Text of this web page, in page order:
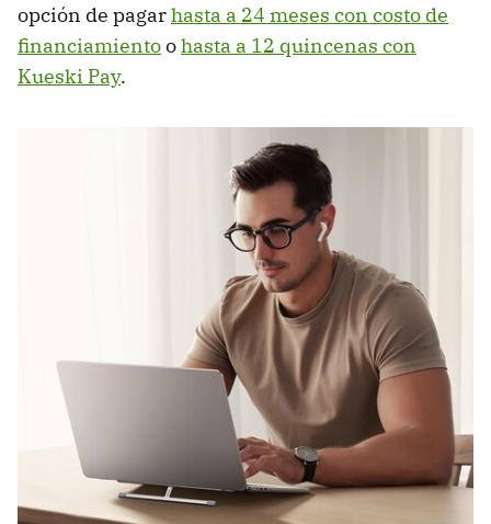
opción de pagarhasta a 24 meses con costo de
financiamientoohasta a 12 quincenas con
Kueski Pay.